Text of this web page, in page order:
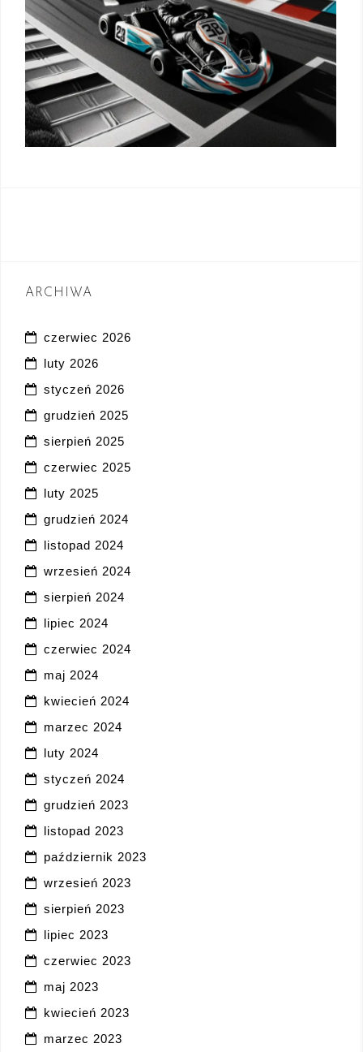
ARCHIWA
czerwiec 2026
luty 2026
styczeń 2026
grudzień 2025
sierpień 2025
czerwiec 2025
luty 2025
grudzień 2024
listopad 2024
wrzesień 2024
sierpień 2024
lipiec 2024
czerwiec 2024
maj 2024
kwiecień 2024
marzec 2024
luty 2024
styczeń 2024
grudzień 2023
listopad 2023
październik 2023
wrzesień 2023
sierpień 2023
lipiec 2023
czerwiec 2023
maj 2023
kwiecień 2023
marzec 2023